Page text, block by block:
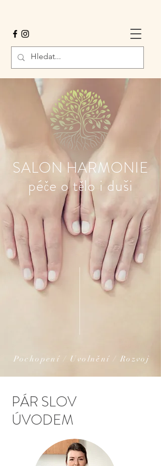
SALON HARMONIE
péče o tělo i duši
Pochopení / Uvolnění / Rozvoj
PÁR SLOV
ÚVODEM